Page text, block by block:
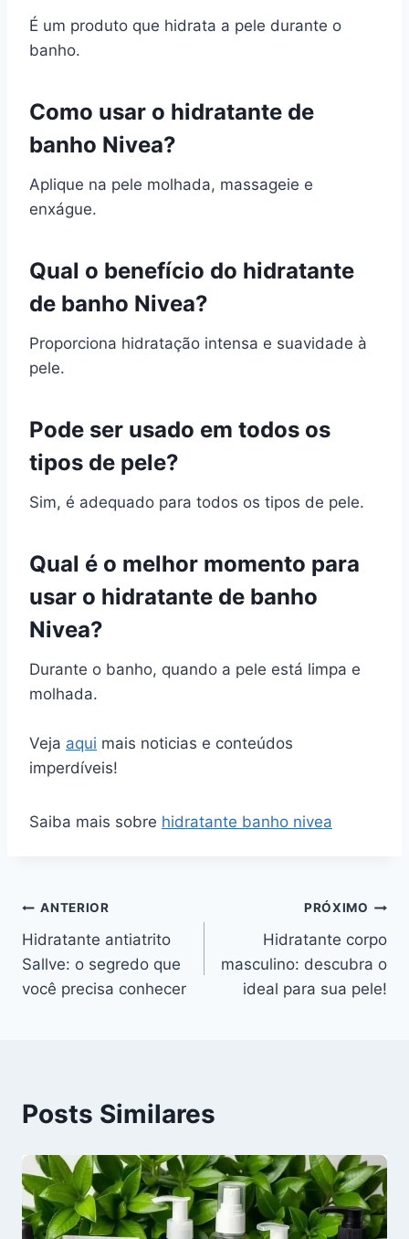
É um produto que hidrata a pele durante o
banho.
Como usar o hidratante de
banho Nivea?
Aplique na pele molhada, massageie e
enxágue.
Qual o benefício do hidratante
de banho Nivea?
Proporciona hidratação intensa e suavidade à
pele.
Pode ser usado em todos os
tipos de pele?
Sim, é adequado para todos os tipos de pele.
Qual é o melhor momento para
usar o hidratante de banho
Nivea?
Durante o banho, quando a pele está limpa e
molhada.
Veja aqui mais noticias e conteúdos
imperdíveis!
Saiba mais sobre hidratante banho nivea
Navegação
de
Post
ANTERIOR
Hidratante antiatrito
Sallve: o segredo que
você precisa conhecer
PRÓXIMO
Hidratante corpo
masculino: descubra o
ideal para sua pele!
Posts Similares